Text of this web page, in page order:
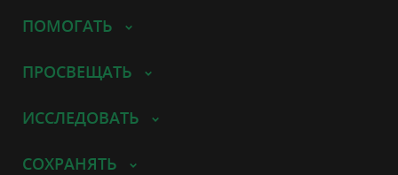
ПОМОГАТЬ
ПРОСВЕЩАТЬ
ИССЛЕДОВАТЬ
СОХРАНЯТЬ